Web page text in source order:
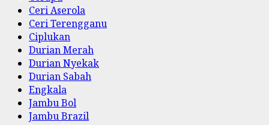
Ceri Aserola
Ceri Terengganu
Ciplukan
Durian Merah
Durian Nyekak
Durian Sabah
Engkala
Jambu Bol
Jambu Brazil